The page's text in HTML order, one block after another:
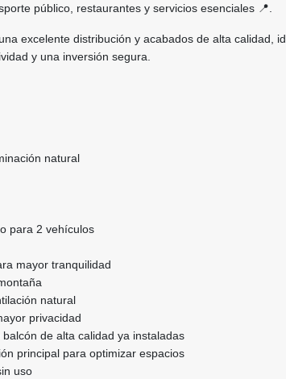
público, restaurantes y servicios esenciales 📍.
excelente distribución y acabados de alta calidad,
y una inversión segura.
natural
para 2 vehículos
mayor tranquilidad
natural
privacidad
de alta calidad ya instaladas
principal para optimizar espacios
uso